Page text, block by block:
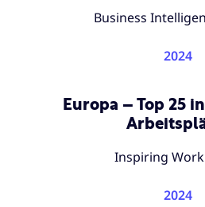
Business
2024
Europa – Top 25
Inspiring
2024